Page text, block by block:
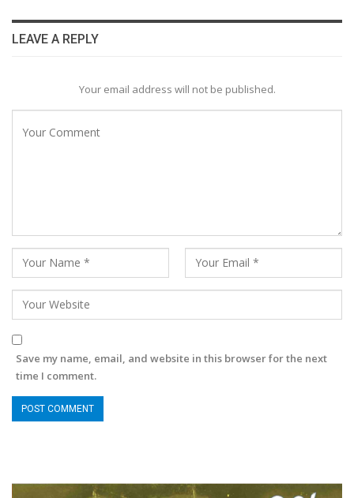
LEAVE A REPLY
Your email address will not be published.
Save my name, email, and website in this browser for the next
time I comment.